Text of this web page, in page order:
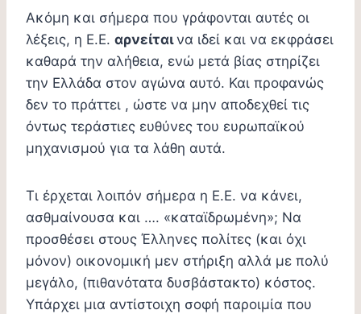
Ακόμη και σήμερα που γράφονται αυτές οι
λέξεις, η Ε.Ε. αρνείταινα ιδεί και να εκφράσει
καθαρά την αλήθεια, ενώ μετά βίας στηρίζει
την Ελλάδα στον αγώνα αυτό. Και προφανώς
δεν το πράττει , ώστε να μην αποδεχθεί τις
όντως τεράστιες ευθύνες του ευρωπαϊκού
μηχανισμού για τα λάθη αυτά.
Τι έρχεται λοιπόν σήμερα η Ε.Ε. να κάνει,
ασθμαίνουσα και …. «καταϊδρωμένη»; Να
προσθέσει στους Έλληνες πολίτες (και όχι
μόνον) οικονομική μεν στήριξη αλλά με πολύ
μεγάλο, (πιθανότατα δυσβάστακτο) κόστος.
Υπάρχει μια αντίστοιχη σοφή παροιμία που